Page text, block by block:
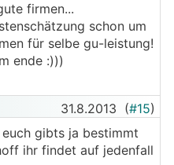
firmen...
schon um
für selbe gu-leistung!
ende :)))
31.8.2013 (#15)
gibts ja bestimmt
ihr findet auf jedenfall